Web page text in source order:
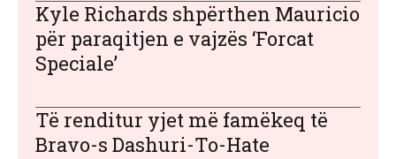
Kyle Richards shpërthen Mauricio
për paraqitjen e vajzës ‘Forcat
Speciale’
Të renditur yjet më famëkeq të
Bravo-s Dashuri-To-Hate